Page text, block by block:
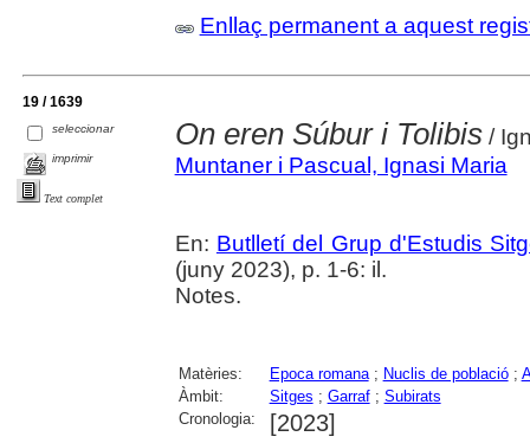
Enllaç permanent a aquest
19 / 1639
seleccionar
imprimir
Text complet
On eren Súbur i Tolibis/
Muntaner i Pascual, Ignasi Maria
En: Butlletí del Grup d'Estudis
(juny 2023), p. 1-6: il.
Notes.
Matèries: Epoca romana; Nuclis de població;
Àmbit:
Sitges ; Garraf; Subirats
Cronologia:
[2023]